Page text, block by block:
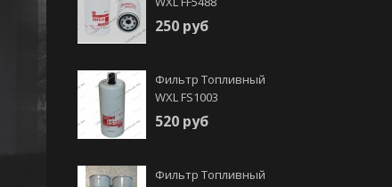
250 руб
Фильтр Топливный
WXL FS1003
520 руб
Фильтр Топливный